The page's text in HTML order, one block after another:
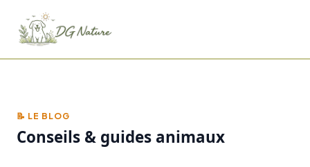
📝 LE BLOG
Conseils & guides animaux